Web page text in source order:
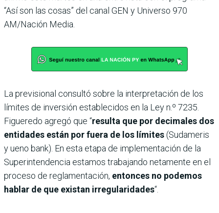
“Así son las cosas” del canal GEN y Universo 970
AM/Nación Media.
La previsional consultó sobre la interpretación de los
límites de inversión establecidos en la Ley n.º 7235.
Figueredo agregó que “resulta que por decimales dos
entidades están por fuera de los límites(Sudameris
y ueno bank). En esta etapa de implementación de la
Superintendencia estamos trabajando netamente en el
proceso de reglamentación, entonces no podemos
hablar de que existan irregularidades“.